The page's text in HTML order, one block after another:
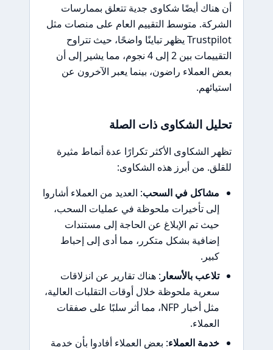
أن هناك أيضًا شكاوى جدية تتعلق بممارسات
الشركة. متوسط التقييم العام على منصات مثل
Trustpilot يظهر تباينًا واضحًا، حيث تتراوح
التقييمات بين 2 إلى 4 نجوم، مما يشير إلى أن
بعض العملاء راضون، بينما يعبر الآخرون عن
استيائهم.
تحليل الشكاوى ذات الصلة
تظهر الشكاوى الأكثر تكرارًا عدة أنماط مثيرة
للقلق. من أبرز هذه الشكاوى:
مشاكل في السحب: العديد من العملاء أشاروا
إلى تأخيرات ملحوظة في عمليات السحب،
حيث تم الإبلاغ عن الحاجة إلى مستندات
إضافية بشكل متكرر، مما أدى إلى إحباط
كبير.
تلاعب بالأسعار : هناك تقارير عن انزلاقات
سعرية ملحوظة خلال أوقات التقلبات العالية،
مثل أخبار NFP، مما أثر سلبًا على صفقات
العملاء.
خدمة العملاء: بعض العملاء أفادوا بأن خدمة